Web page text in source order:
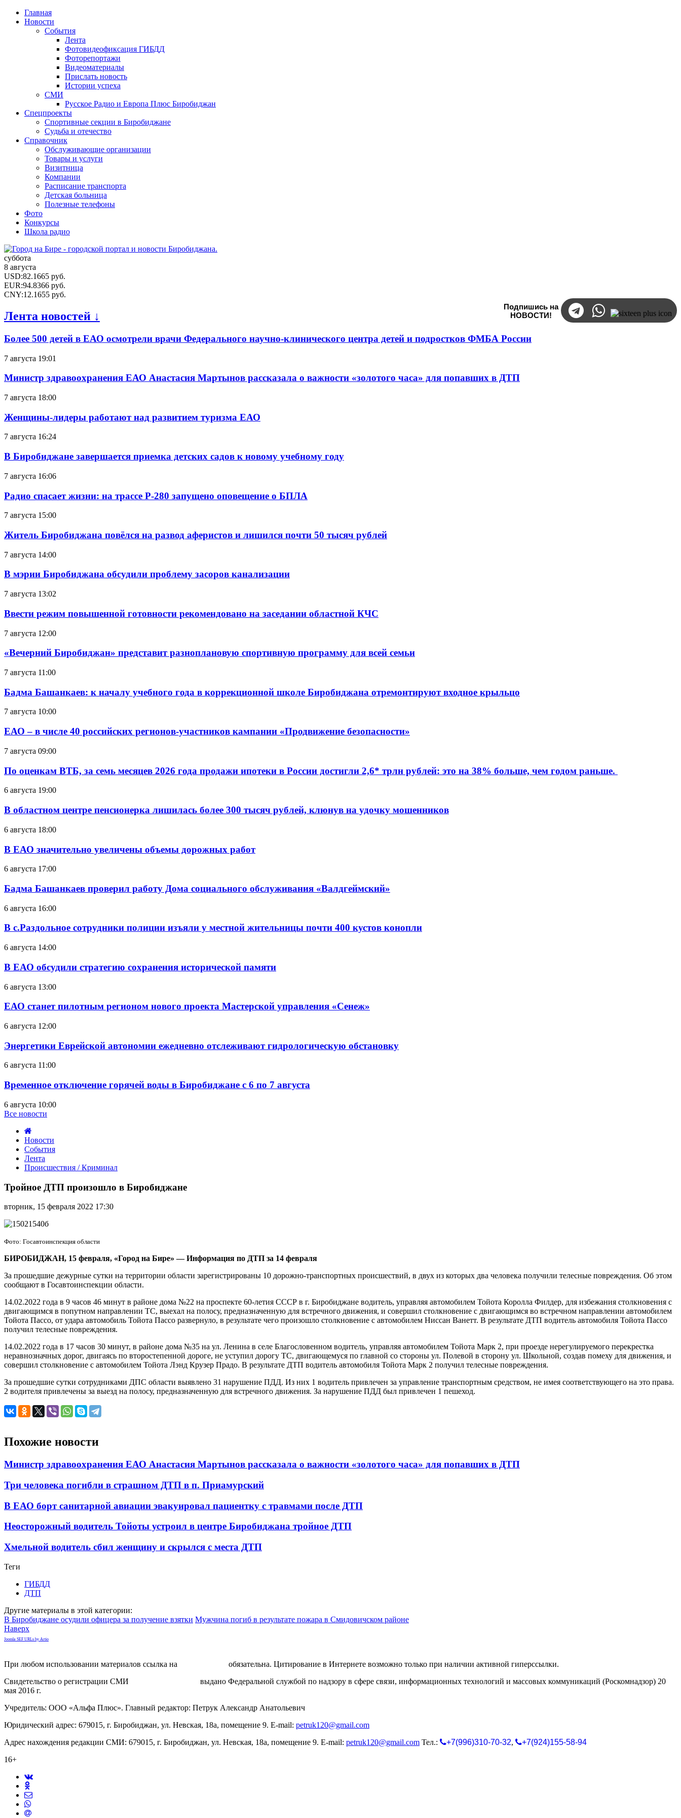
Главная
Новости
События
Лента
Фотовидеофиксация ГИБДД
Фоторепортажи
Видеоматериалы
Прислать новость
Истории успеха
СМИ
Русское Радио и Европа Плюс Биробиджан
Спецпроекты
Спортивные секции в Биробиджане
Судьба и отечество
Справочник
Обслуживающие организации
Товары и услуги
Визитница
Компании
Расписание транспорта
Детская больница
Полезные телефоны
Фото
Конкурсы
Школа радио
суббота
8 августа
USD:82.1665 руб.
EUR:94.8366 руб.
CNY:12.1655 руб.
Подпишись на
НОВОСТИ!
Лента новостей ↓
Более 500 детей в ЕАО осмотрели врачи Федерального научно-клинического центра детей и подростков ФМБА России
7 августа 19:01
Министр здравоохранения ЕАО Анастасия Мартынов рассказала о важности «золотого часа» для попавших в ДТП
7 августа 18:00
Женщины-лидеры работают над развитием туризма ЕАО
7 августа 16:24
В Биробиджане завершается приемка детских садов к новому учебному году
7 августа 16:06
Радио спасает жизни: на трассе Р-280 запущено оповещение о БПЛА
7 августа 15:00
Житель Биробиджана повёлся на развод аферистов и лишился почти 50 тысяч рублей
7 августа 14:00
В мэрии Биробиджана обсудили проблему засоров канализации
7 августа 13:02
Ввести режим повышенной готовности рекомендовано на заседании областной КЧС
7 августа 12:00
«Вечерний Биробиджан» представит разноплановую спортивную программу для всей семьи
7 августа 11:00
Бадма Башанкаев: к началу учебного года в коррекционной школе Биробиджана отремонтируют входное крыльцо
7 августа 10:00
ЕАО – в числе 40 российских регионов-участников кампании «Продвижение безопасности»
7 августа 09:00
По оценкам ВТБ, за семь месяцев 2026 года продажи ипотеки в России достигли 2,6* трлн рублей: это на 38% больше, чем годом раньше.
6 августа 19:00
В областном центре пенсионерка лишилась более 300 тысяч рублей, клюнув на удочку мошенников
6 августа 18:00
В ЕАО значительно увеличены объемы дорожных работ
6 августа 17:00
Бадма Башанкаев проверил работу Дома социального обслуживания «Валдгеймский»
6 августа 16:00
В с.Раздольное сотрудники полиции изъяли у местной жительницы почти 400 кустов конопли
6 августа 14:00
В ЕАО обсудили стратегию сохранения исторической памяти
6 августа 13:00
ЕАО станет пилотным регионом нового проекта Мастерской управления «Сенеж»
6 августа 12:00
Энергетики Еврейской автономии ежедневно отслеживают гидрологическую обстановку
6 августа 11:00
Временное отключение горячей воды в Биробиджане с 6 по 7 августа
6 августа 10:00
Все новости
Новости
События
Лента
Происшествия / Криминал
ДТП
произошло
в
Биробиджане
Тройное ДТП произошло в Биробиджане
вторник, 15 февраля 2022 17:30
Фото: Госавтоинспекция области
БИРОБИДЖАН, 15 февраля, «Город на Бире» —Информация по ДТП за 14 февраля
За прошедшие дежурные сутки на территории области зарегистрированы 10 дорожно-транспортных происшествий, в двух из которых два человека получили телесные повреждения. Об этом
сообщают в Госавтоинспекции области.
14.02.2022 года в 9 часов 46 минут в районе дома №22 на проспекте 60-летия СССР в г. Биробиджане водитель, управляя автомобилем Тойота Королла Филдер, для избежания столкновения с
двигающимся в попутном направлении ТС, выехал на полосу, предназначенную для встречного движения, и совершил столкновение с двигающимся во встречном направлении автомобилем
Тойота Пассо, от удара автомобиль Тойота Пассо развернуло, в результате чего произошло столкновение с автомобилем Ниссан Ванетт. В результате ДТП водитель автомобиля Тойота Пассо
получил телесные повреждения.
14.02.2022 года в 17 часов 30 минут, в районе дома №35 на ул. Ленина в селе Благословенном водитель, управляя автомобилем Тойота Марк 2, при проезде нерегулируемого перекрестка
неравнозначных дорог, двигаясь по второстепенной дороге, не уступил дорогу ТС, двигающемуся по главной со стороны ул. Полевой в сторону ул. Школьной, создав помеху для движения, и
совершил столкновение с автомобилем Тойота Лэнд Крузер Прадо. В результате ДТП водитель автомобиля Тойота Марк 2 получил телесные повреждения.
За прошедшие сутки сотрудниками ДПС области выявлено 31 нарушение ПДД. Из них 1 водитель привлечен за управление транспортным средством, не имея соответствующего на это права.
2 водителя привлечены за выезд на полосу, предназначенную для встречного движения. За нарушение ПДД был привлечен 1 пешеход.
Похожие новости
Министр здравоохранения ЕАО Анастасия Мартынов рассказала о важности «золотого часа» для попавших в ДТП
Три человека погибли в страшном ДТП в п. Приамурский
В ЕАО борт санитарной авиации эвакуировал пациентку с травмами после ДТП
Неосторожный водитель Тойоты устроил в центре Биробиджана тройное ДТП
Хмельной водитель сбил женщину и скрылся с места ДТП
Теги
ГИБДД
ДТП
Другие материалы в этой категории:
В Биробиджане осудили офицера за получение взятки Мужчина погиб в результате пожара в Смидовичском районе
Наверх
Joomla SEF URLs by Artio
При любом использовании материалов ссылка на
обязательна. Цитирование в Интернете возможно только при наличии активной гиперссылки.
Свидетельство о регистрации СМИ
выдано Федеральной службой по надзору в сфере связи, информационных технологий и массовых коммуникаций (Роскомнадзор) 20
мая 2016 г.
Учредитель: ООО «Альфа Плюс». Главный редактор: Петрук Александр Анатольевич
Юридический адрес: 679015, г. Биробиджан, ул. Невская, 18а, помещение 9. E-mail: petruk120@gmail.com
Адрес нахождения редакции СМИ: 679015, г. Биробиджан, ул. Невская, 18а, помещение 9. E-mail: petruk120@gmail.com Тел.: +7(996)310-70-32,
+7(924)155-58-94
16+